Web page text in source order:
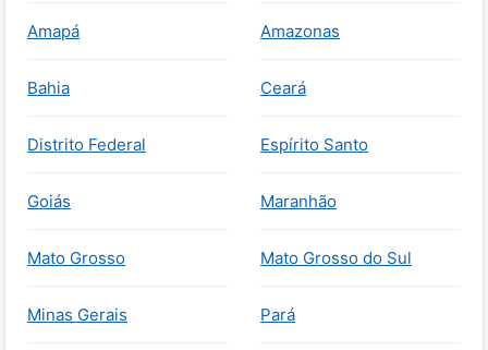
Amapá Amazonas
Bahia Ceará
Distrito Federal Espírito Santo
Goiás Maranhão
Mato Grosso Mato Grosso do Sul
Minas Gerais Pará